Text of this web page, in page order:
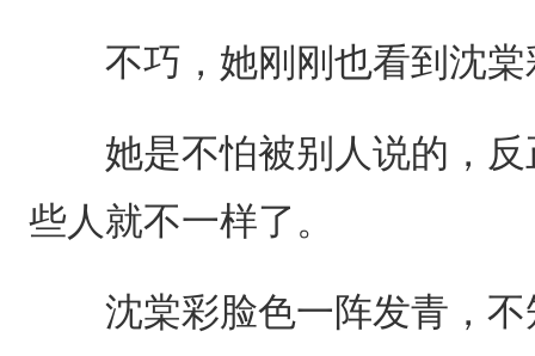
不巧，她刚刚也看到沈棠
她是不怕被别人说的，反
些人就不一样了。
沈棠彩脸色一阵发青，不